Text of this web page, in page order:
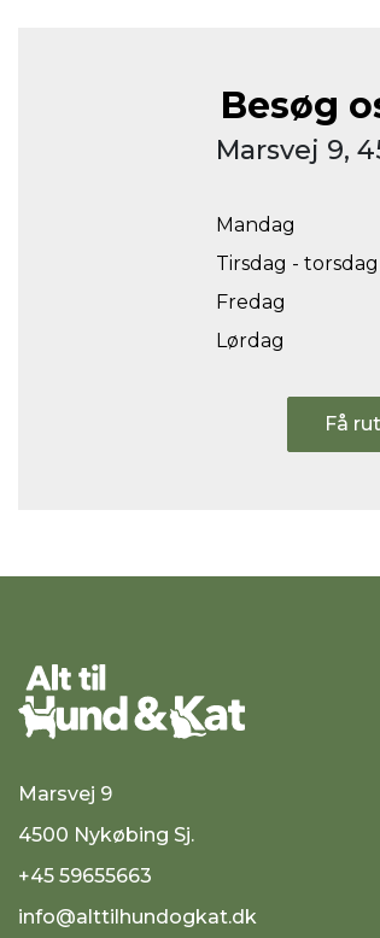
Besøg
Marsvej 9,
Mandag
Tirsdag - torsdag
Fredag
Lørdag
Få
Marsvej 9
4500 Nykøbing Sj.
+45 59655663
info@alttilhundogkat.dk